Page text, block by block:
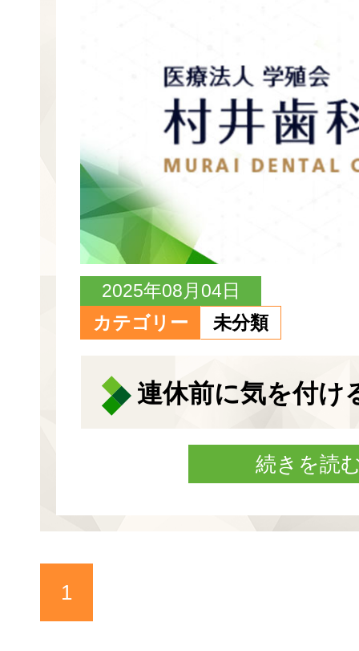
2025年08月04日
カテゴリー
未分類
連休前に気を付け
続きを読
1